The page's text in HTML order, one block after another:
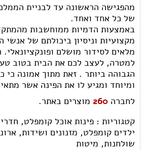
מהפגישה הראשונה עד לבניית
של כל אחד ואחד.
באמצעות הדמיות ממוחשבות
מקצועיות וניסיון ביכולתם של
מלאים לסידור מושלם
למטרה, לעצב לכם את הבית בטוב
הגבוהה ביותר . זאת מתוך אמונה כי
ומיוחד ומגיע לו את הפינה אשר
לחברה 260 מוצרים באתר.
קטגוריות : פינות אוכל קומפלט,
ילדים קומפלט, מזנונים ושידות,
שולחנות, מיטות